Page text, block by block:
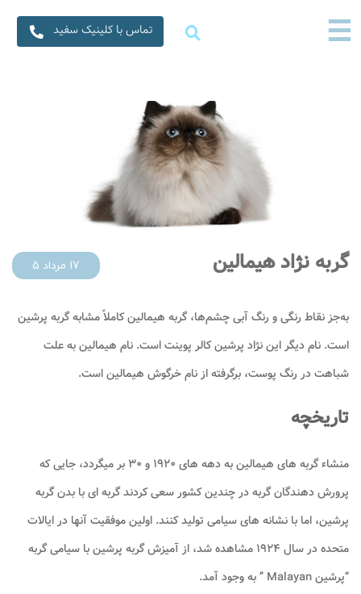
تماس با کلینیک سفید ☰
×
خانه
متخصصین ما
سفیدنامه
درباره ما
تماس با ما
17 مرداد 5 گربه نژاد هیمالین
به‌جز نقاط رنگی و رنگ آبی چشم‌ها، گربه هیمالین کاملاً مشابه گربه پرشین
است. نام دیگر این نژاد پرشین کالر پوینت است. نام هیمالین به علت
شباهت در رنگ پوست، برگرفته از نام خرگوش هیمالین است.
تاریخچه
منشاء گربه های هیمالین به دهه های ۱۹۲۰ و ۳۰ بر میگردد، جایی که
پرورش دهندگان گربه در چندین کشور سعی کردند گربه ای با بدن گربه
پرشین، اما با نشانه های سیامی تولید کنند. اولین موفقیت آنها در ایالات
متحده در سال ۱۹۲۴ مشاهده شد، از آمیزش گربه پرشین با سیامی گربه
“پرشین Malayan ” به وجود آمد.
☰